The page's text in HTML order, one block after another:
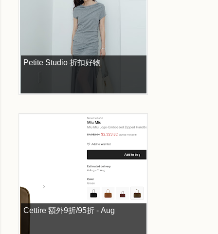
Petite Studio 折扣好物
Cettire 額外9折/95折 - Aug